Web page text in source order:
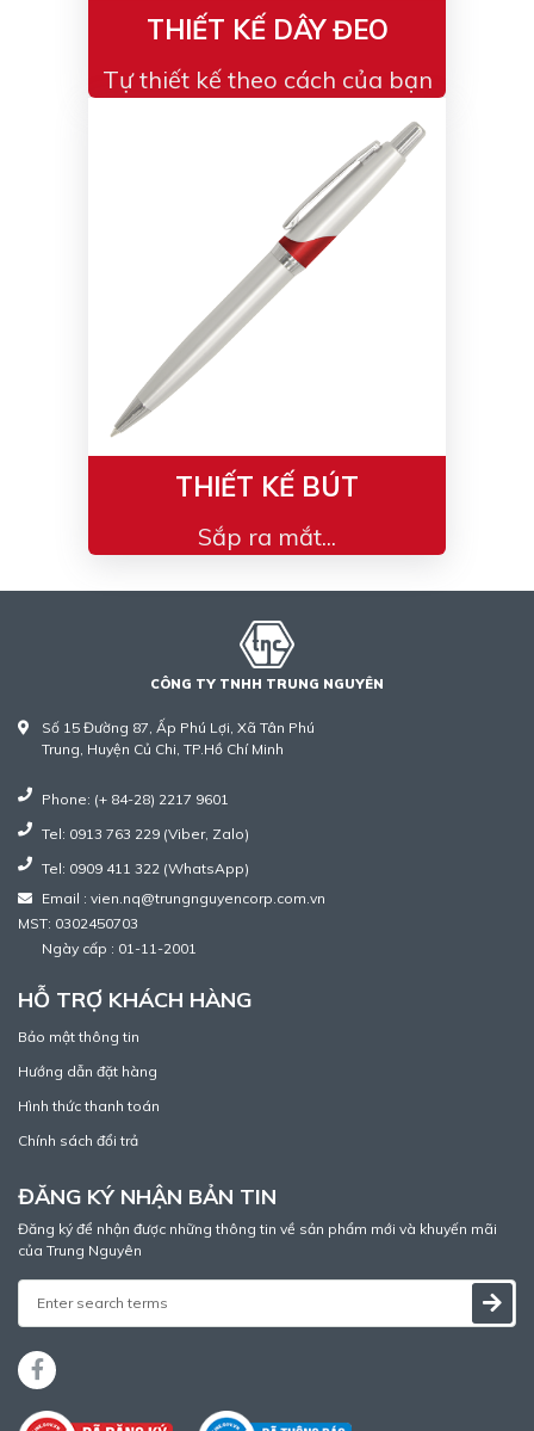
THIẾT KẾ DÂY ĐEO
Tự thiết kế theo cách của bạn
THIẾT KẾ BÚT
Sắp ra mắt...
CÔNG TY TNHH TRUNG NGUYÊN
Số 15 Đường 87, Ấp Phú Lợi, Xã Tân Phú
Trung, Huyện Củ Chi, TP.Hồ Chí Minh
Phone: (+ 84-28) 2217 9601
Tel: 0913 763 229 (Viber, Zalo)
Tel: 0909 411 322 (WhatsApp)
Email : vien.nq@trungnguyencorp.com.vn
MST: 0302450703
Ngày cấp : 01-11-2001
HỖ TRỢ KHÁCH HÀNG
Bảo mật thông tin
Hướng dẫn đặt hàng
Hình thức thanh toán
Chính sách đổi trả
ĐĂNG KÝ NHẬN BẢN TIN
Đăng ký để nhận được những thông tin về sản phẩm mới và khuyến mãi
của Trung Nguyên